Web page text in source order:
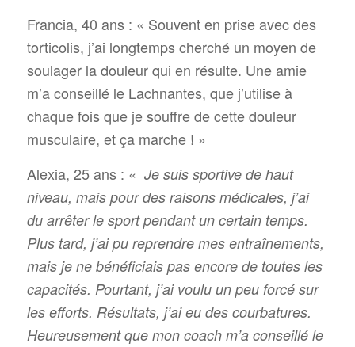
Francia, 40 ans : « Souvent en prise avec des
torticolis, j’ai longtemps cherché un moyen de
soulager la douleur qui en résulte. Une amie
m’a conseillé le Lachnantes, que j’utilise à
chaque fois que je souffre de cette douleur
musculaire, et ça marche ! »
Alexia, 25 ans : « Je suis sportive de haut
niveau, mais pour des raisons médicales, j’ai
du arrêter le sport pendant un certain temps.
Plus tard, j’ai pu reprendre mes entraînements,
mais je ne bénéficiais pas encore de toutes les
capacités. Pourtant, j’ai voulu un peu forcé sur
les efforts. Résultats, j’ai eu des courbatures.
Heureusement que mon coach m’a conseillé le